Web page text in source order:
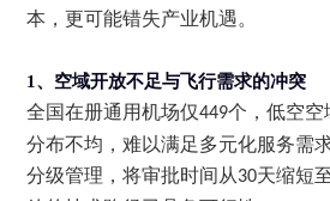
本，更可能错失产业机遇。
1、 空域开放不足与飞行需求的冲突
全国在册通用机场仅449个，低空空
分布不均，难以满足多元化服务需
分级管理，将审批时间从30天缩短